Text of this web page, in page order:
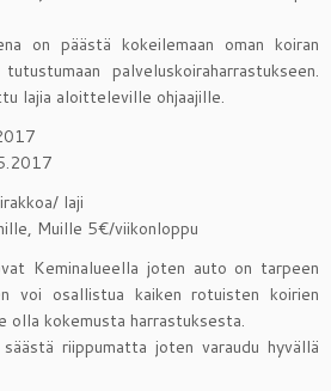
on päästä kokeilemaan oman koiran
palveluskoiraharrastukseen.
lajia aloitteleville ohjaajille.
laji
Muille 5€/viikonloppu
Keminalueella joten auto on tarpeen
voi osallistua kaiken rotuisten koirien
olla kokemusta harrastuksesta.
riippumatta joten varaudu hyvällä